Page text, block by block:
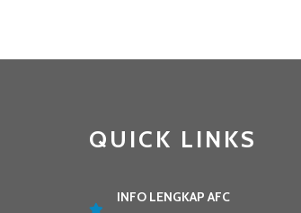
QUICK LINKS
INFO LENGKAP AFC